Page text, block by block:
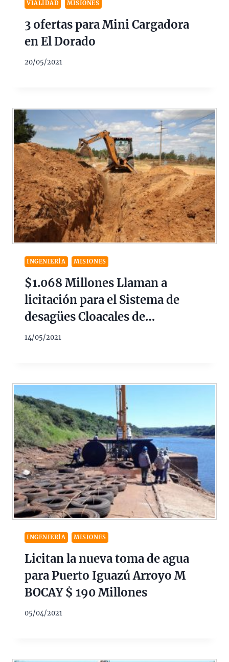
VIALIDAD MISIONES
3 ofertas para Mini Cargadora
en El Dorado
20/05/2021
INGENIERÍA MISIONES
$1.068 Millones Llaman a
licitación para el Sistema de
desagües Cloacales de
Aristóbulo del Valle Misiones
14/05/2021
INGENIERÍA MISIONES
Licitan la nueva toma de agua
para Puerto Iguazú Arroyo M
BOCAY $ 190 Millones
05/04/2021